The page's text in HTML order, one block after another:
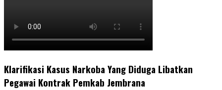
Klarifikasi Kasus Narkoba Yang Diduga Libatkan
Pegawai Kontrak Pemkab Jembrana